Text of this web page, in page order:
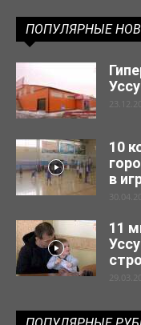
ПОПУЛЯРНЫЕ
10
в
11